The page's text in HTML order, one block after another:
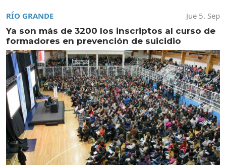
RÍO GRANDE
Jue 5. Sep
Ya son más de 3200 los inscriptos al curso de
formadores en prevención de suicidio